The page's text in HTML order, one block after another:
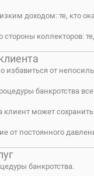
доходом: те, кто
коллекторов:
от
банкротства
клиент может
от постоянного
банкротства.